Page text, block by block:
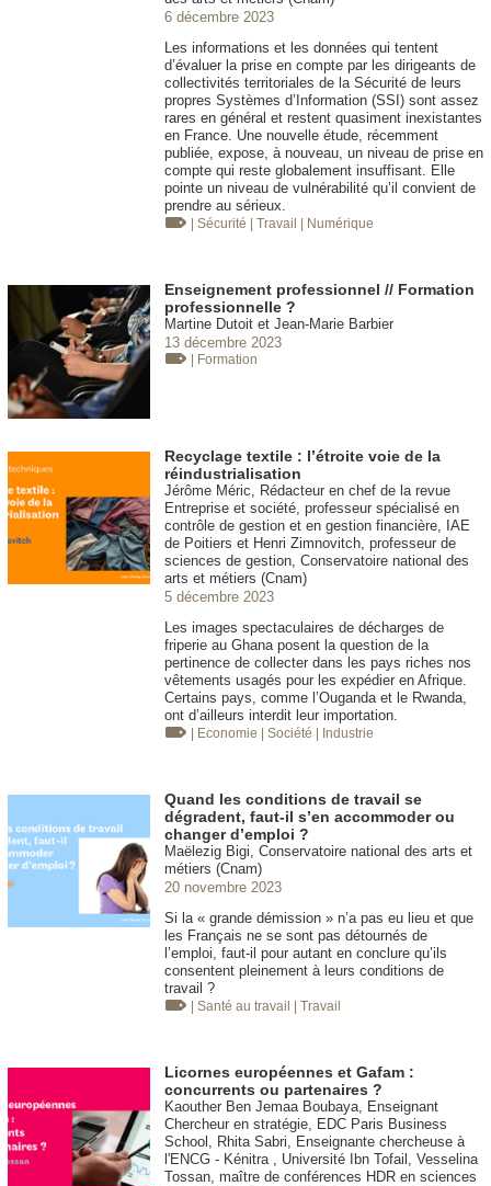
6 décembre 2023
Les informations et les données qui tentent
d’évaluer la prise en compte par les dirigeants de
collectivités territoriales de la Sécurité de leurs
propres Systèmes d’Information (SSI) sont assez
rares en général et restent quasiment inexistantes
en France. Une nouvelle étude, récemment
publiée, expose, à nouveau, un niveau de prise en
compte qui reste globalement insuffisant. Elle
pointe un niveau de vulnérabilité qu’il convient de
prendre au sérieux.
| Sécurité | Travail | Numérique
Enseignement professionnel // Formation
professionnelle ?
Martine Dutoit et Jean-Marie Barbier
13 décembre 2023
| Formation
Recyclage textile : l’étroite voie de la
réindustrialisation
Jérôme Méric, Rédacteur en chef de la revue
Entreprise et société, professeur spécialisé en
contrôle de gestion et en gestion financière, IAE
de Poitiers et Henri Zimnovitch, professeur de
sciences de gestion, Conservatoire national des
arts et métiers (Cnam)
5 décembre 2023
Les images spectaculaires de décharges de
friperie au Ghana posent la question de la
pertinence de collecter dans les pays riches nos
vêtements usagés pour les expédier en Afrique.
Certains pays, comme l’Ouganda et le Rwanda,
ont d’ailleurs interdit leur importation.
| Economie | Société | Industrie
Quand les conditions de travail se
dégradent, faut-il s’en accommoder ou
changer d’emploi ?
Maëlezig Bigi, Conservatoire national des arts et
métiers (Cnam)
20 novembre 2023
Si la « grande démission » n’a pas eu lieu et que
les Français ne se sont pas détournés de
l’emploi, faut-il pour autant en conclure qu’ils
consentent pleinement à leurs conditions de
travail ?
| Santé au travail | Travail
Licornes européennes et Gafam :
concurrents ou partenaires ?
Kaouther Ben Jemaa Boubaya, Enseignant
Chercheur en stratégie, EDC Paris Business
School, Rhita Sabri, Enseignante chercheuse à
l'ENCG - Kénitra , Université Ibn Tofail, Vesselina
Tossan, maître de conférences HDR en sciences